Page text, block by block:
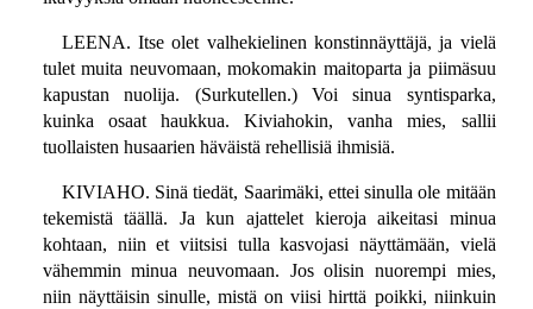
LEENA. Itse olet valhekielinen konstinnäyttäjä, ja vielä
tulet muita neuvomaan, mokomakin maitoparta ja piimäsuu
kapustan nuolija. (Surkutellen.) Voi sinua syntisparka,
kuinka osaat haukkua. Kiviahokin, vanha mies, sallii
tuollaisten husaarien häväistä rehellisiä ihmisiä.
KIVIAHO. Sinä tiedät, Saarimäki, ettei sinulla ole mitään
tekemistä täällä. Ja kun ajattelet kieroja aikeitasi minua
kohtaan, niin et viitsisi tulla kasvojasi näyttämään, vielä
vähemmin minua neuvomaan. Jos olisin nuorempi mies,
niin näyttäisin sinulle, mistä on viisi hirttä poikki, niinkuin